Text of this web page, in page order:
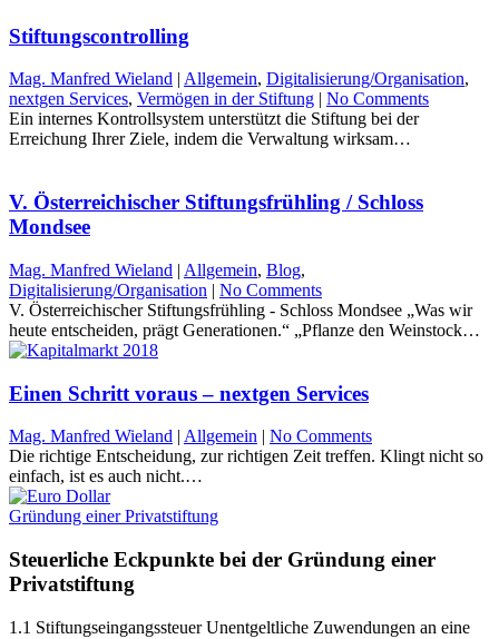
Stiftungscontrolling
Mag. Manfred Wieland | Allgemein, Digitalisierung/Organisation,
nextgen Services, Vermögen in der Stiftung | No Comments
Ein internes Kontrollsystem unterstützt die Stiftung bei der
Erreichung Ihrer Ziele, indem die Verwaltung wirksam…
V. Österreichischer Stiftungsfrühling / Schloss
Mondsee
Mag. Manfred Wieland | Allgemein, Blog,
Digitalisierung/Organisation | No Comments
V. Österreichischer Stiftungsfrühling - Schloss Mondsee „Was wir
heute entscheiden, prägt Generationen.“ „Pflanze den Weinstock…
Einen Schritt voraus – nextgen Services
Mag. Manfred Wieland | Allgemein | No Comments
Die richtige Entscheidung, zur richtigen Zeit treffen. Klingt nicht so
einfach, ist es auch nicht.…
Gründung einer Privatstiftung
Steuerliche Eckpunkte bei der Gründung einer
Privatstiftung
1.1 Stiftungseingangssteuer Unentgeltliche Zuwendungen an eine